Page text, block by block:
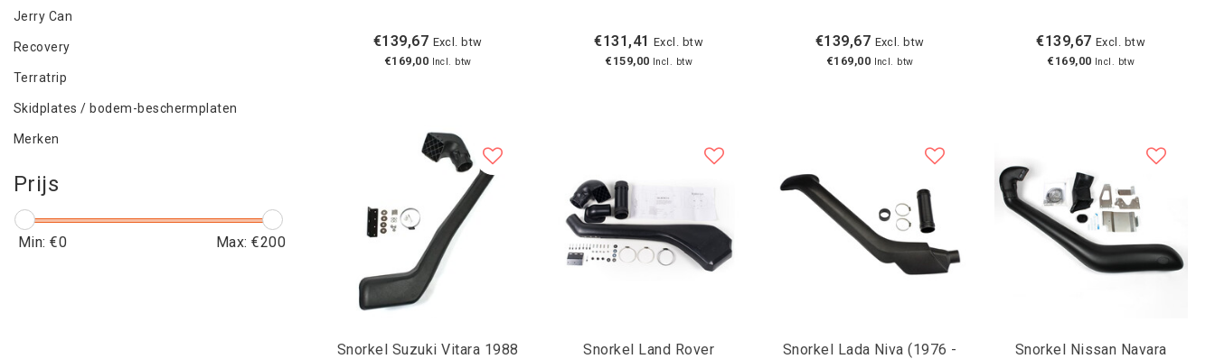
Jerry Can
Recovery
Terratrip
Skidplates / bodem-beschermplaten
Merken
Prijs
Min: €0 Max: €200
€139,67 Excl. btw
€169,00 Incl. btw
€131,41 Excl. btw
€159,00 Incl. btw
€139,67 Excl. btw
€169,00 Incl. btw
€139,67 Excl. btw
€169,00 Incl. btw
Snorkel Suzuki Vitara 1988
Snorkel Land Rover
Snorkel Lada Niva (1976 -
Snorkel Nissan Navara